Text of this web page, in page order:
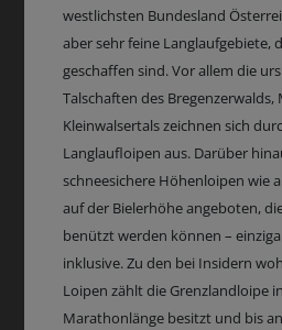
westlichsten Bundesland
aber sehr feine Langlaufgebiete,
geschaffen sind. Vor allem die
Talschaften des
Kleinwalsertals zeichnen sich
Langlaufloipen aus. Darüber
schneesichere Höhenloipen wie
auf der Bielerhöhe angeboten,
benützt werden können –
inklusive. Zu den bei Insidern
Loipen zählt die Grenzlandloipe
Marathonlänge besitzt und bis